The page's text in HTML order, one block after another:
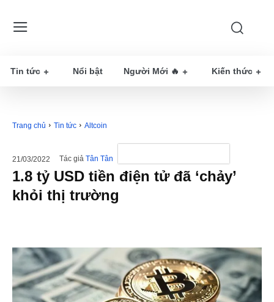
Tin tức Nổi bật Người Mới 🔥 Kiến thức
Trang chủ Tin tức Altcoin
21/03/2022 Tác giả Tân Tân
1.8 tỷ USD tiền điện tử đã ‘chảy’
khỏi thị trường